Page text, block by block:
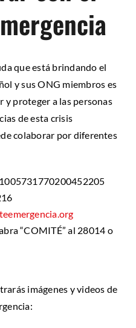
que está brindando el
y sus ONG miembros es
y proteger a las personas
de esta crisis
colaborar por diferentes
“COMITÉ” al 28014 o
imágenes y videos de